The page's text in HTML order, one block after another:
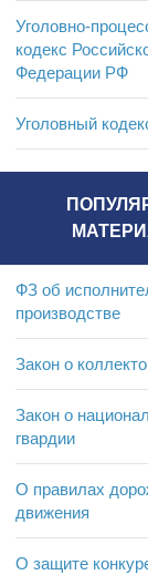
Уголовно-
кодекс
Федерации РФ
Уголовный
ФЗ об
производстве
Закон о
Закон о
гвардии
О правилах
движения
О защите